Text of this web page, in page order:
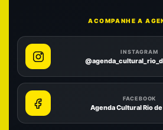
ACOMPANHE A
INSTAGRAM
FACEBOOK
Agenda Cultural Rio